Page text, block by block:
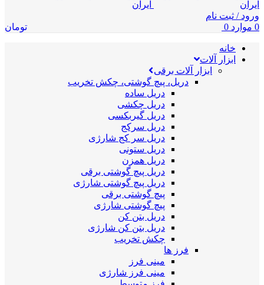
ورود / ثبت نام
0 موارد 0 تومان
خانه
ابزار آلات
ابزار آلات برقی
دریل، پیچ گوشتی، چکش تخریب
دریل ساده
دریل چکشی
دریل گیربکسی
دریل سرکج
دریل سر کج شارژی
دریل ستونی
دریل همزن
دریل پیچ گوشتی برقی
دریل پیچ گوشتی شارژی
پیچ گوشتی برقی
پیچ گوشتی شارژی
دریل بتن کن
دریل بتن کن شارژی
چکش تخریب
فرز ها
مینی فرز
مینی فرز شارژی